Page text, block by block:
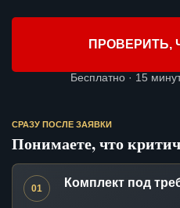
ПРОВЕРИТЬ,
Бесплатно · 15
СРАЗУ ПОСЛЕ ЗАЯВКИ
Понимаете, что
01 Комплект под